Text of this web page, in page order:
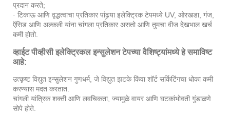
प्रदान करते;
· टिकाऊ आणि वृद्धत्वाचा प्रतिकार पांढर्‍या इलेक्ट्रिक टेपमध्ये UV, ओरखडा, गंज,
ऍसिड आणि अल्कली यांना चांगला प्रतिकार असतो आणि तुमचा वीज देखभाल खर्च
कमी होतो.
व्हाईट पीव्हीसी इलेक्ट्रिकल इन्सुलेशन टेपच्या वैशिष्ट्यांमध्ये हे समाविष्ट
आहे:
उत्कृष्ट विद्युत इन्सुलेशन गुणधर्म, जे विद्युत झटके किंवा शॉर्ट सर्किटिंगचा धोका कमी
करण्यास मदत करतात.
चांगली यांत्रिक शक्ती आणि लवचिकता, ज्यामुळे वायर आणि घटकांभोवती गुंडाळणे
सोपे होते.